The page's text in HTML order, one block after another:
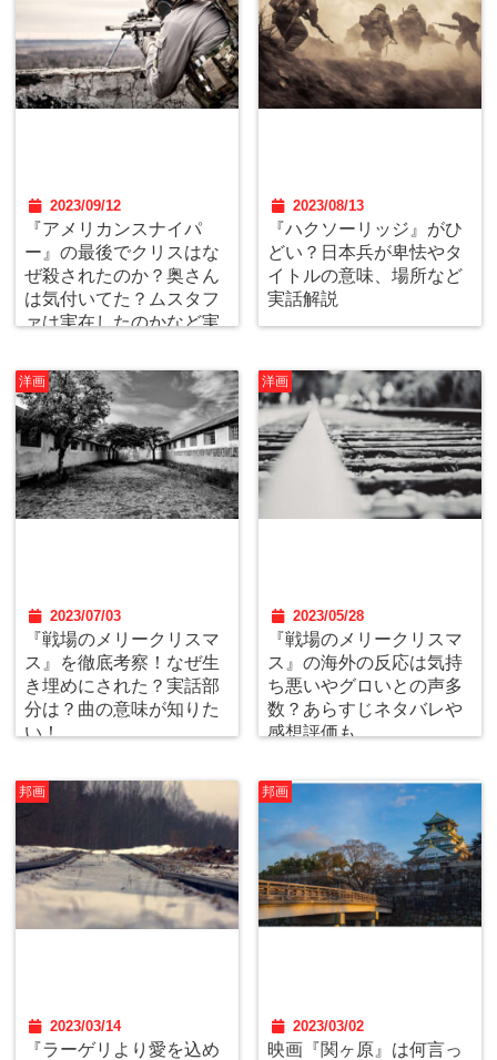
2023/09/12
『アメリカンスナイパ
ー』の最後でクリスはな
ぜ殺されたのか？奥さん
は気付いてた？ムスタフ
ァは実在したのかなど実
2023/08/13
『ハクソーリッジ』がひ
どい？日本兵が卑怯やタ
イトルの意味、場所など
実話解説
洋画
2023/07/03
『戦場のメリークリスマ
ス』を徹底考察！なぜ生
き埋めにされた？実話部
分は？曲の意味が知りた
い！
洋画
2023/05/28
『戦場のメリークリスマ
ス』の海外の反応は気持
ち悪いやグロいとの声多
数？あらすじネタバレや
感想評価も
邦画
2023/03/14
『ラーゲリより愛を込め
邦画
2023/03/02
映画『関ヶ原』は何言っ